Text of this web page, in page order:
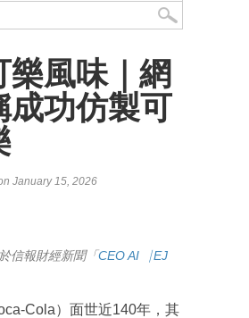
樂風味｜網
成功仿製可
January 15, 2026
信報財經新聞「CEO AI⎹ EJ
Cola）面世近140年，其